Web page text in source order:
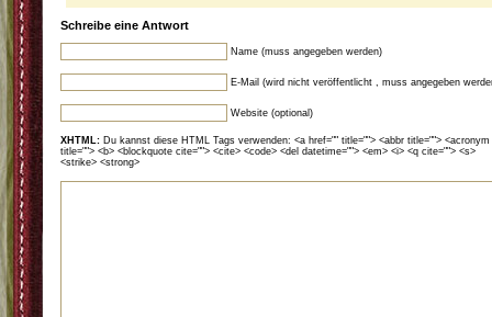
Schreibe eine Antwort
Name (muss angegeben werden)
E-Mail (wird nicht veröffentlicht , muss angegeben
Website (optional)
XHTML: Du kannst diese HTML Tags verwenden: <a href="" title=""> <abbr title=""> <acronym
title=""> <b> <blockquote cite=""> <cite> <code> <del datetime=""> <em> <i> <q cite=""> <s>
<strike> <strong>